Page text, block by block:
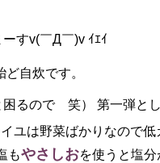
すv(￣Д￣)v ｲｴｲ
自炊です。
るので 笑） 第一弾と
ユは野菜ばかりなので
もやさしおを使うと塩